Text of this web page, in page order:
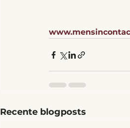
Recente blogposts